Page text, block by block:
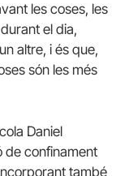
les coses, les
el dia,
altre, i és que,
són les més
Daniel
de confinament
també